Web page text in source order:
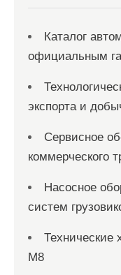
м
Каталог
официальным
экспорта и
Сервисное
коммерческого
Насосное
систем
Технические
M8